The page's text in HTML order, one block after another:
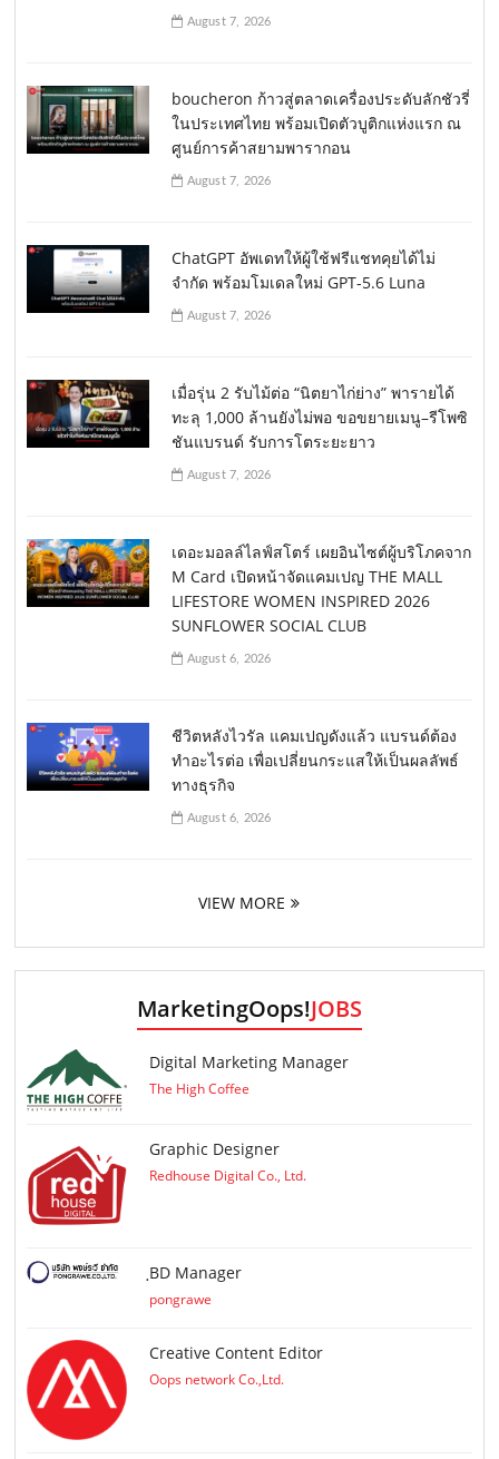
August 7, 2026
boucheron ก้าวสู่ตลาดเครื่องประดับลักชัวรี่
ในประเทศไทย พร้อมเปิดตัวบูติกแห่งแรก ณ
ศูนย์การค้าสยามพารากอน
August 7, 2026
ChatGPT อัพเดทให้ผู้ใช้ฟรีแชทคุยได้ไม่
จำกัด พร้อมโมเดลใหม่ GPT-5.6 Luna
August 7, 2026
เมื่อรุ่น 2 รับไม้ต่อ “นิตยาไก่ย่าง” พารายได้
ทะลุ 1,000 ล้านยังไม่พอ ขอขยายเมนู–รีโพซิ
ชันแบรนด์ รับการโตระยะยาว
August 7, 2026
เดอะมอลล์ไลฟ์สโตร์ เผยอินไซต์ผู้บริโภคจาก
M Card เปิดหน้าจัดแคมเปญ THE MALL
LIFESTORE WOMEN INSPIRED 2026
SUNFLOWER SOCIAL CLUB
August 6, 2026
ชีวิตหลังไวรัล แคมเปญดังแล้ว แบรนด์ต้อง
ทำอะไรต่อ เพื่อเปลี่ยนกระแสให้เป็นผลลัพธ์
ทางธุรกิจ
August 6, 2026
VIEW MORE
MarketingOops!JOBS
Digital Marketing Manager
The High Coffee
Graphic Designer
Redhouse Digital Co., Ltd.
ฺBD Manager
pongrawe
Creative Content Editor
Oops network Co.,Ltd.